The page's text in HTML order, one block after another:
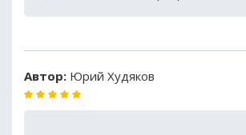
Автор: Юрий Худяков